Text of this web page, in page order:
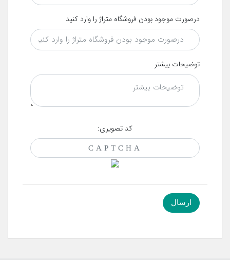
درصورت موجود بودن فروشگاه متراژ را وارد کنید
توضیحات بیشتر
کد تصویری: